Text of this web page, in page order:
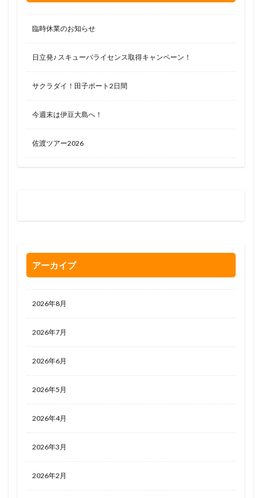
臨時休業のお知らせ
日立発♪ スキューバライセンス取得キャンペーン！
サクラダイ！田子ボート2日間
今週末は伊豆大島へ！
佐渡ツアー2026
アーカイブ
2026年8月
2026年7月
2026年6月
2026年5月
2026年4月
2026年3月
2026年2月